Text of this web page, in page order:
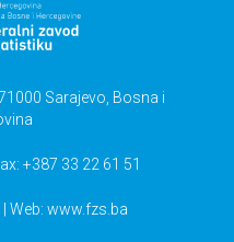
Sarajevo, Bosna i
+387 33 22 61 51
| Web: www.fzs.ba